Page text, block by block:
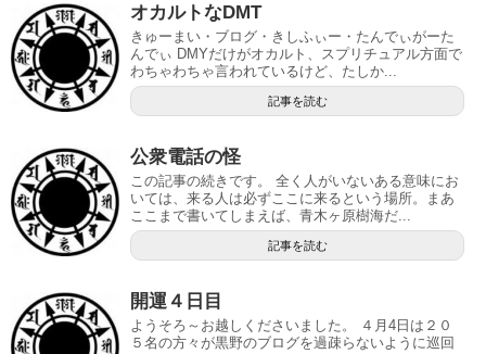
オカルトなDMT
きゅーまい・ブログ・きしふぃー・たんでぃがーた
んでぃ DMYだけがオカルト、スプリチュアル方面で
わちゃわちゃ言われているけど、たしか...
記事を読む
公衆電話の怪
この記事の続きです。 全く人がいないある意味にお
いては、来る人は必ずここに来るという場所。まあ
ここまで書いてしまえば、青木ヶ原樹海だ...
記事を読む
開運４日目
ようそろ～お越しくださいました。 ４月4日は２０
５名の方々が黒野のブログを過疎らないように巡回